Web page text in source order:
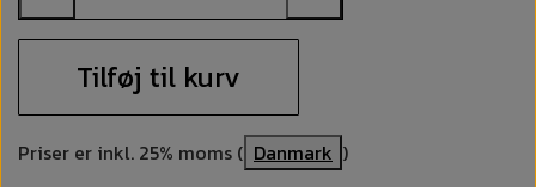
reducerer risikoen for lugtgener. Alt i alt er Tork B3
affaldsbeholderens design gennemtænkt, så
hygiejnespanden kan præsentere sig bedst muligt og
bidrage til at give en positiv oplevelse af toilettet.
Skraldespanden har fleksible monteringsmuligheder; den
kan både sættes op ad væggen, eller monteres direkte på
Tilføj til kurv
Priser er inkl. 25% moms ( Danmark )